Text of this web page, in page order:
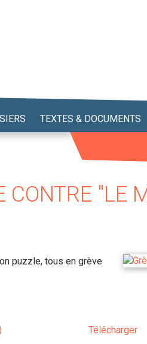
TEXTES & DOCUMENTS
CONTRE "LE
puzzle, tous en grève
Télécharger